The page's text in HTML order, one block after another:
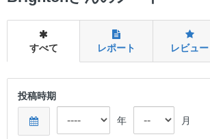
すべて レポート レビュー
投稿時期
年 月